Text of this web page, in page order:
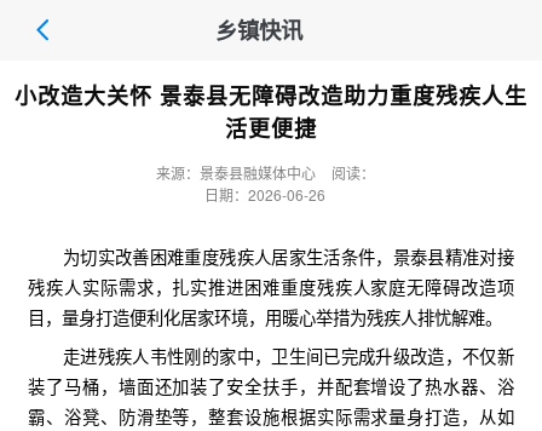
乡镇快讯
小改造大关怀 景泰县无障碍改造助力重度残疾人生
活更便捷
来源：景泰县融媒体中心
阅读：
日期：2026-06-26
为切实改善困难重度残疾人居家生活条件，景泰县精准对接
残疾人实际需求，扎实推进困难重度残疾人家庭无障碍改造项
目，量身打造便利化居家环境，用暖心举措为残疾人排忧解难。
走进残疾人韦性刚的家中，卫生间已完成升级改造，不仅新
装了马桶，墙面还加装了安全扶手，并配套增设了热水器、浴
霸、浴凳、防滑垫等，整套设施根据实际需求量身打造，从如